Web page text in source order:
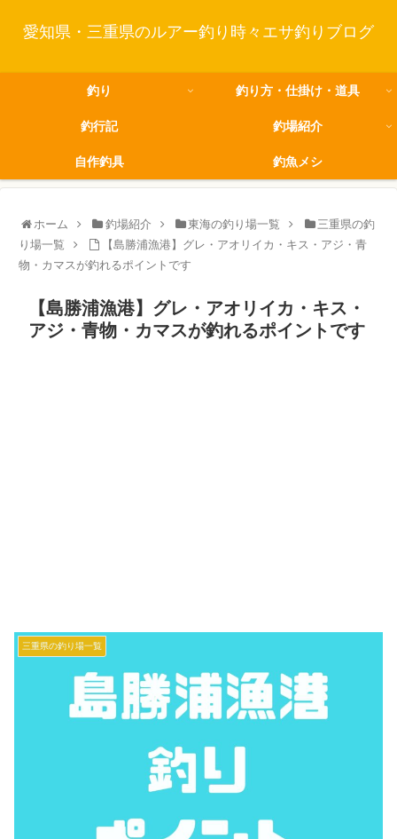
愛知県・三重県のルアー釣り時々エサ釣りブログ
釣り 釣り方・仕掛け・道具
釣行記 釣場紹介
自作釣具 釣魚メシ
ホーム 釣場紹介 東海の釣り場一覧
三重県の釣
り場一覧
【島勝浦漁港】グレ・アオリイカ・キス・アジ・青
物・カマスが釣れるポイントです
【島勝浦漁港】グレ・アオリイカ・キス・
アジ・青物・カマスが釣れるポイントです
三重県の釣り場一覧